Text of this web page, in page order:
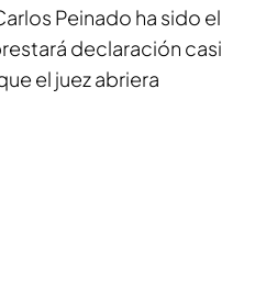
Peinado ha sido el
declaración casi
el juez abriera